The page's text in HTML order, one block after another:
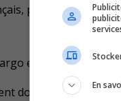
portait un
et un masque à
doit être signalée
En